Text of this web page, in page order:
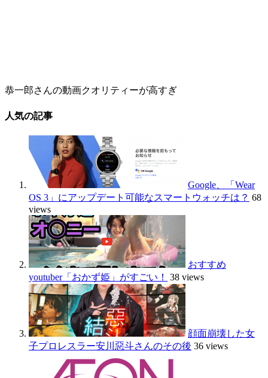
恭一郎さんの動画クオリティーが高すぎ
人気の記事
Google、「Wear
OS 3」にアップデート可能なスマートウォッチは？ 68
views
おすすめ
youtuber「おかず姫」がすごい！
38 views
顔面崩壊した女
子プロレスラー安川惡斗さんのその後 36 views